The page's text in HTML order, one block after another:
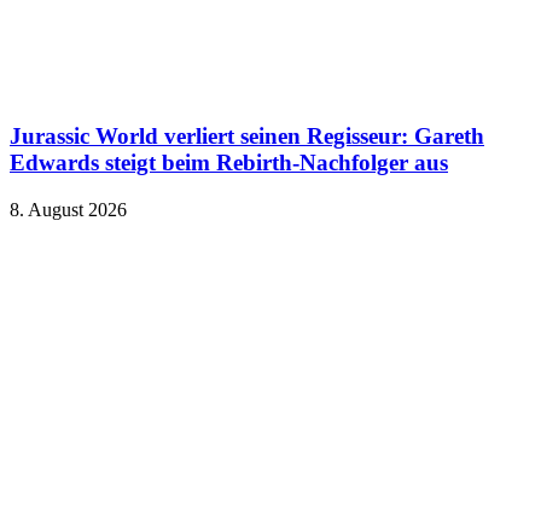
Jurassic World verliert seinen Regisseur: Gareth
Edwards steigt beim Rebirth-Nachfolger aus
8. August 2026